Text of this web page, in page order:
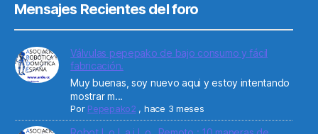
Mensajes Recientes del foro
Válvulas pepepako de bajo consumo y fácil
fabricación.
Muy buenas, soy nuevo aqui y estoy intentando
mostrar m...
Por Pepepako2 , hace 3 meses